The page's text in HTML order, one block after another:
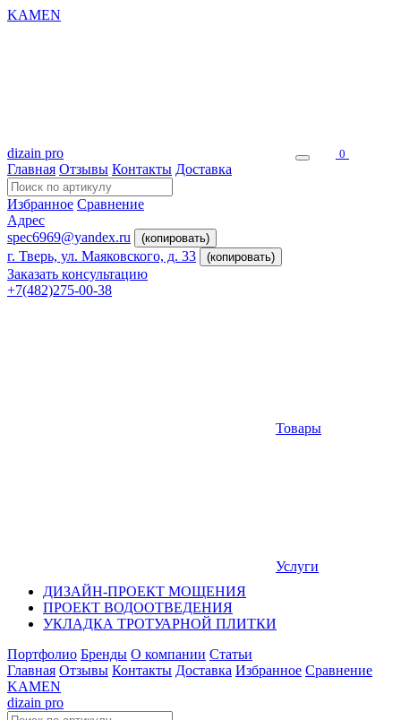
KAMEN
dizain pro 0
Главная Отзывы Контакты Доставка
Избранное Сравнение
Адрес
spec6969@yandex.ru
(копировать)
г. Тверь, ул. Маяковского, д. 33 (копировать)
Заказать консультацию
+7(482)275-00-38
Товары
Услуги
ДИЗАЙН-ПРОЕКТ МОЩЕНИЯ
ПРОЕКТ ВОДООТВЕДЕНИЯ
УКЛАДКА ТРОТУАРНОЙ ПЛИТКИ
Портфолио Бренды О компании Статьи
Главная Отзывы Контакты Доставка Избранное Сравнение
KAMEN
dizain pro